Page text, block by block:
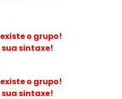
o grupo!
sintaxe!
o grupo!
sintaxe!